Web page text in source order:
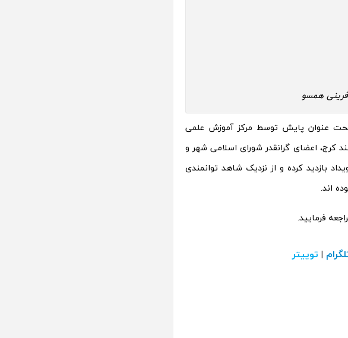
همسو
تحت عنوان پایش توسط مرکز آموزش علمی
کرج، اعضای گرانقدر شورای اسلامی شهر و
بازدید کرده و از نزدیک شاهد توانمندی
اند.
فرمایید.
| توییتر